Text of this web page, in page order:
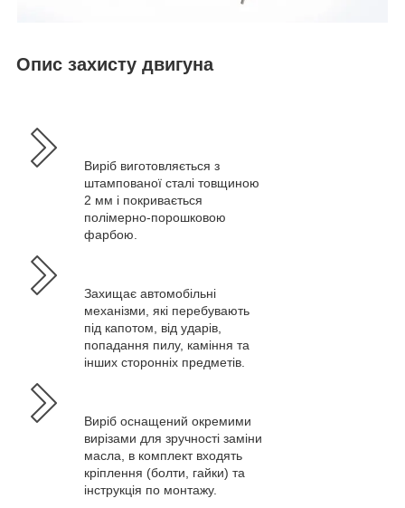
Опис захисту двигуна
Виріб виготовляється з
штампованої сталі товщиною
2 мм і покривається
полімерно-порошковою
фарбою.
Захищає автомобільні
механізми, які перебувають
під капотом, від ударів,
попадання пилу, каміння та
інших сторонніх предметів.
Виріб оснащений окремими
вирізами для зручності заміни
масла, в комплект входять
кріплення (болти, гайки) та
інструкція по монтажу.